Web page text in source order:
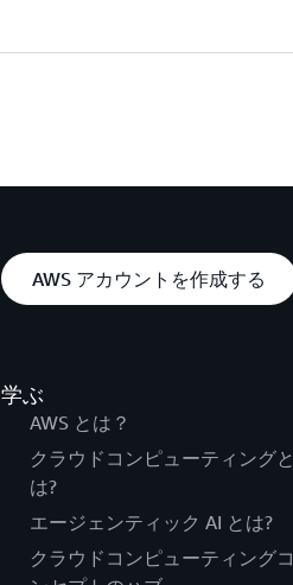
AWS アカウントを作成する
学ぶ
AWS とは？
クラウドコンピューティングと
は?
エージェンティック AI とは?
クラウドコンピューティングコ